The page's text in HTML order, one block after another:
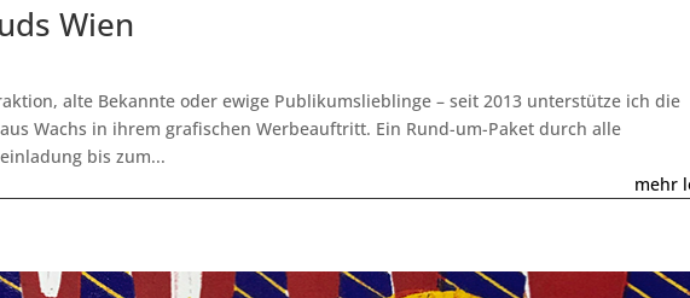
Wien
alte Bekannte oder ewige Publikumslieblinge – seit 2013 unterstütze ich die
Wachs in ihrem grafischen Werbeauftritt. Ein Rund-um-Paket durch alle
bis zum...
mehr